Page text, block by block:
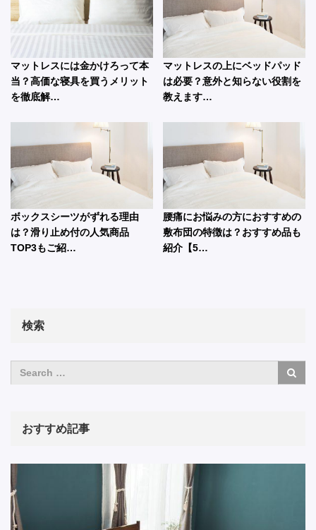
マットレスには金かけろって本
当？高価な寝具を買うメリット
を徹底解…
マットレスの上にベッドパッド
は必要？意外と知らない役割を
教えます…
ボックスシーツがずれる理由
は？滑り止め付の人気商品
TOP3もご紹…
腰痛にお悩みの方におすすめの
敷布団の特徴は？おすすめ品も
紹介【5…
検索
おすすめ記事